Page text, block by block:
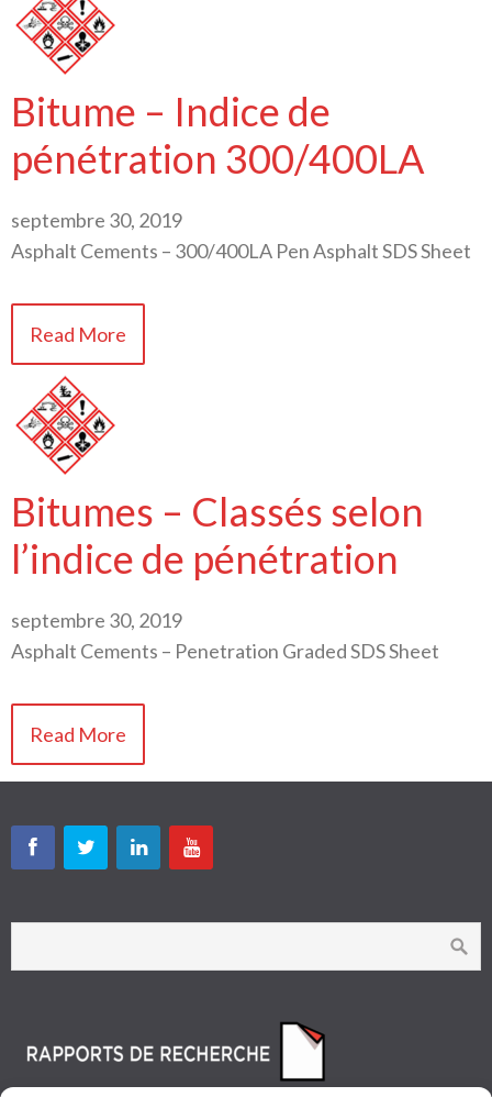
Bitume – Indice de
pénétration 300/400LA
septembre 30, 2019
Asphalt Cements – 300/400LA Pen Asphalt SDS Sheet
Read More
Bitumes – Classés selon
l’indice de pénétration
septembre 30, 2019
Asphalt Cements – Penetration Graded SDS Sheet
Read More